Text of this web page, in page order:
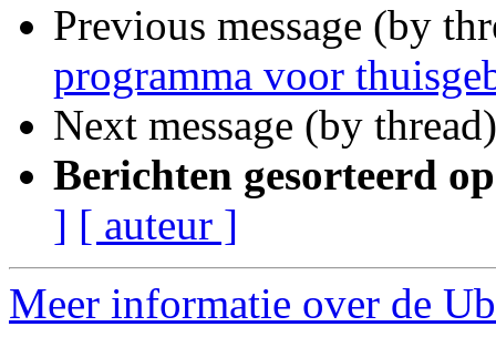
Previous message (by
programma voor
Next message (by
Berichten gesorteerd
] [ auteur ]
Meer informatie over de